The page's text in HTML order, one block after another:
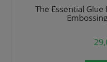
The Essential